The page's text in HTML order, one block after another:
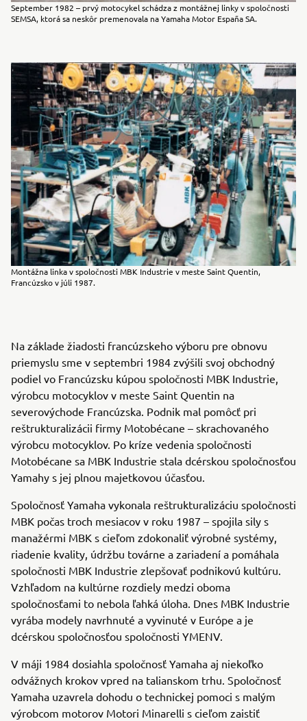
September 1982 – prvý motocykel schádza z montážnej linky v spoločnosti
SEMSA, ktorá sa neskôr premenovala na Yamaha Motor España SA.
Montážna linka v spoločnosti MBK Industrie v meste Saint Quentin,
Francúzsko v júli 1987.
Na základe žiadosti francúzskeho výboru pre obnovu
priemyslu sme v septembri 1984 zvýšili svoj obchodný
podiel vo Francúzsku kúpou spoločnosti MBK Industrie,
výrobcu motocyklov v meste Saint Quentin na
severovýchode Francúzska. Podnik mal pomôcť pri
reštrukturalizácii firmy Motobécane – skrachovaného
výrobcu motocyklov. Po kríze vedenia spoločnosti
Motobécane sa MBK Industrie stala dcérskou spoločnosťou
Yamahy s jej plnou majetkovou účasťou.
Spoločnosť Yamaha vykonala reštrukturalizáciu spoločnosti
MBK počas troch mesiacov v roku 1987 – spojila sily s
manažérmi MBK s cieľom zdokonaliť výrobné systémy,
riadenie kvality, údržbu továrne a zariadení a pomáhala
spoločnosti MBK Industrie zlepšovať podnikovú kultúru.
Vzhľadom na kultúrne rozdiely medzi oboma
spoločnosťami to nebola ľahká úloha. Dnes MBK Industrie
vyrába modely navrhnuté a vyvinuté v Európe a je
dcérskou spoločnosťou spoločnosti YMENV.
V máji 1984 dosiahla spoločnosť Yamaha aj niekoľko
odvážnych krokov vpred na talianskom trhu. Spoločnosť
Yamaha uzavrela dohodu o technickej pomoci s malým
výrobcom motorov Motori Minarelli s cieľom zaistiť